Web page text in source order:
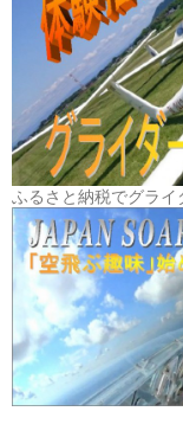
ふるさと納税でグライ